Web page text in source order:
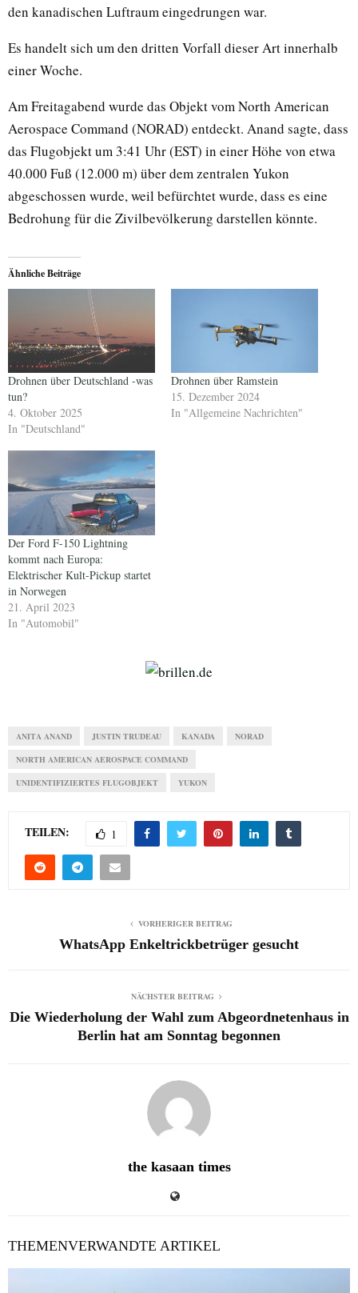
den kanadischen Luftraum eingedrungen war.
Es handelt sich um den dritten Vorfall dieser Art innerhalb
einer Woche.
Am Freitagabend wurde das Objekt vom North American
Aerospace Command (NORAD) entdeckt. Anand sagte, dass
das Flugobjekt um 3:41 Uhr (EST) in einer Höhe von etwa
40.000 Fuß (12.000 m) über dem zentralen Yukon
abgeschossen wurde, weil befürchtet wurde, dass es eine
Bedrohung für die Zivilbevölkerung darstellen könnte.
Ähnliche Beiträge
Drohnen über Deutschland -was
tun?
4. Oktober 2025
In "Deutschland"
Drohnen über Ramstein
15. Dezember 2024
In "Allgemeine Nachrichten"
Der Ford F-150 Lightning
kommt nach Europa:
Elektrischer Kult-Pickup startet
in Norwegen
21. April 2023
In "Automobil"
ANITA ANAND JUSTIN TRUDEAU KANADA NORAD
NORTH AMERICAN AEROSPACE COMMAND
UNIDENTIFIZIERTES FLUGOBJEKT YUKON
TEILEN: 1
VORHERIGER BEITRAG
WhatsApp Enkeltrickbetrüger gesucht
NÄCHSTER BEITRAG
Die Wiederholung der Wahl zum Abgeordnetenhaus in
Berlin hat am Sonntag begonnen
the kasaan times
THEMENVERWANDTE ARTIKEL